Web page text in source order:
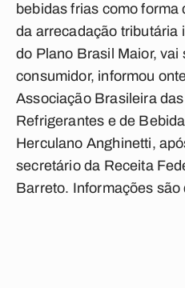
bebidas frias como
da arrecadação tributária
do Plano Brasil Maior, vai
consumidor, informou
Associação Brasileira
Refrigerantes e de
Herculano Anghinetti,
secretário da Receita
Barreto. Informações